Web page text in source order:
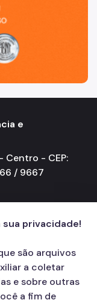
e
Centro - CEP:
/ 9667
sua privacidade!
são arquivos
a coletar
e sobre outras
a fim de